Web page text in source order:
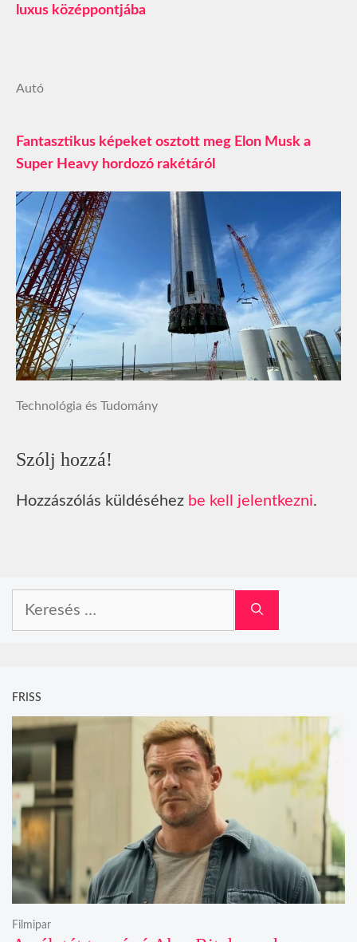
luxus középpontjába
Autó
Fantasztikus képeket osztott meg Elon Musk a
Super Heavy hordozó rakétáról
Technológia és Tudomány
Szólj hozzá!
Hozzászólás küldéséhez be kell jelentkezni.
FRISS
Filmipar